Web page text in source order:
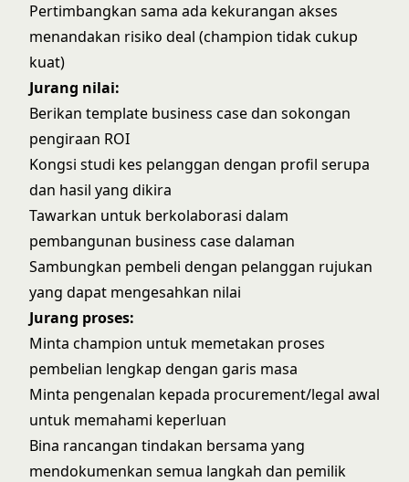
Pertimbangkan sama ada kekurangan akses
menandakan risiko deal (champion tidak cukup
kuat)
Jurang nilai:
Berikan template business case dan sokongan
pengiraan ROI
Kongsi studi kes pelanggan dengan profil serupa
dan hasil yang dikira
Tawarkan untuk berkolaborasi dalam
pembangunan business case dalaman
Sambungkan pembeli dengan pelanggan rujukan
yang dapat mengesahkan nilai
Jurang proses:
Minta champion untuk memetakan proses
pembelian lengkap dengan garis masa
Minta pengenalan kepada procurement/legal awal
untuk memahami keperluan
Bina rancangan tindakan bersama yang
mendokumenkan semua langkah dan pemilik